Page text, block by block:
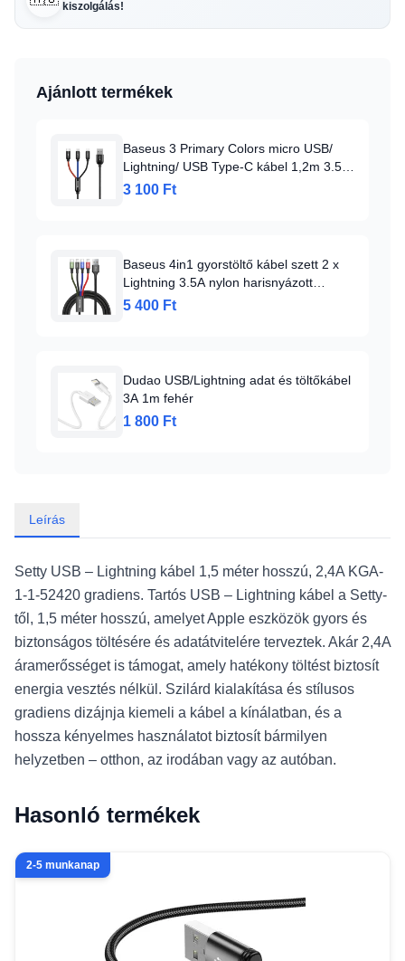
kiszolgálás!
Ajánlott termékek
Baseus 3 Primary Colors micro USB/
Lightning/ USB Type-C kábel 1,2m 3.5A
fekete
3 100 Ft
Baseus 4in1 gyorstöltő kábel szett 2 x
Lightning 3.5A nylon harisnyázott
piros/kék/zöld/fekete
5 400 Ft
Dudao USB/Lightning adat és töltőkábel
3A 1m fehér
1 800 Ft
Leírás
Setty USB – Lightning kábel 1,5 méter hosszú, 2,4A KGA-
1-1-52420 gradiens. Tartós USB – Lightning kábel a Setty-
től, 1,5 méter hosszú, amelyet Apple eszközök gyors és
biztonságos töltésére és adatátvitelére terveztek. Akár 2,4A
áramerősséget is támogat, amely hatékony töltést biztosít
energia vesztés nélkül. Szilárd kialakítása és stílusos
gradiens dizájnja kiemeli a kábel a kínálatban, és a
hossza kényelmes használatot biztosít bármilyen
helyzetben – otthon, az irodában vagy az autóban.
Hasonló termékek
2-5 munkanap